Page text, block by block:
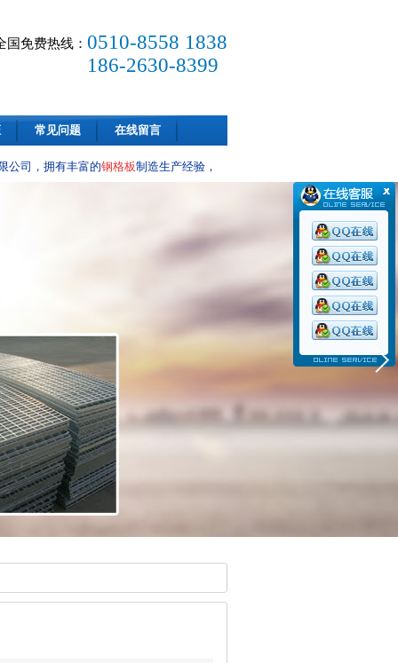
国免费热线： 0510-8558 1838
186-2630-8399
常见问题 在线留言
拥有丰富的钢格板制造生产经验，专业的生产团队，先进的生产设备，可以